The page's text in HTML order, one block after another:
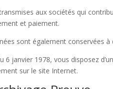
aux sociétés qui
et paiement.
sont également conservées
6 janvier 1978, vous disposez
sur le site Internet.